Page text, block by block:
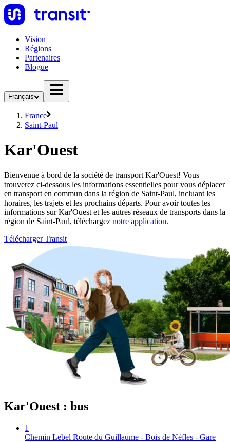
Vision
Régions
Partenaires
Blogue
Français
France
Saint-Paul
Kar'Ouest
Bienvenue à bord de la société de transport Kar'Ouest! Vous
trouverez ci-dessous les informations essentielles pour vous déplacer
en transport en commun dans la région de Saint-Paul, incluant les
horaires, les trajets et les prochains départs. Pour avoir toutes les
informations sur Kar'Ouest et les autres réseaux de transports dans la
région de Saint-Paul, téléchargez notre application.
Télécharger Transit
Kar'Ouest : bus
1
Chemin Lebel Route du Guillaume - Bois de Nèfles - Gare